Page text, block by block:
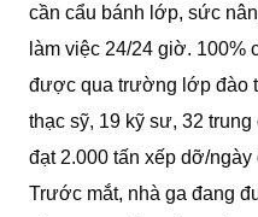
cần cẩu bánh lớp, sức
làm việc 24/24 giờ. 100%
được qua trường lớp đào
thạc sỹ, 19 kỹ sư, 32
đạt 2.000 tấn xếp dỡ/ngày
Trước mắt, nhà ga đang